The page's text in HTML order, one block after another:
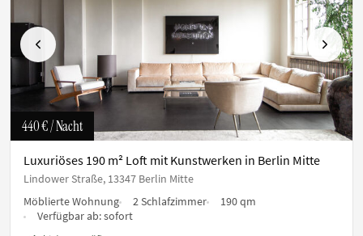
Vorherige Nächste
440 €/ Nacht
Luxuriöses 190 m² Loft mit Kunstwerken in Berlin Mitte
Lindower Straße, 13347 Berlin Mitte
Möblierte Wohnung
2 Schlafzimmer
190 qm
Verfügbar ab:sofort